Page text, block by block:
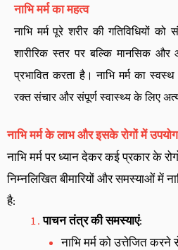
नाभि मर्म का महत्व
नाभि मर्म पूरे शरीर की गतिविधियों
शारीरिक स्तर पर बल्कि मानसिक और
प्रभावित करता है। नाभि मर्म का स्वस्थ
रक्त संचार और संपूर्ण स्वास्थ्य के लिए
नाभि मर्म के लाभ और इसके रोगों में उपयोग
नाभि मर्म पर ध्यान देकर कई प्रकार के
निम्नलिखित बीमारियों और समस्याओं में
है:
पाचन तंत्र की समस्याएं:
नाभि मर्म को उत्तेजित करने